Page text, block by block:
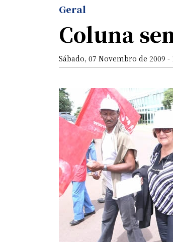
Geral
Coluna
Sábado, 07 Novembro de 2009 -